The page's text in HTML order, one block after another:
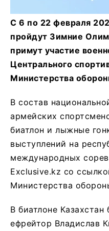
С 6 по 22 февраля
пройдут Зимние
примут участие
Центрального
Министерства
В состав
армейских
биатлон и лыжные
выступлений на
международных
Exclusive.kz со
Министерства
В биатлоне Казахстан
ефрейтор Владислав